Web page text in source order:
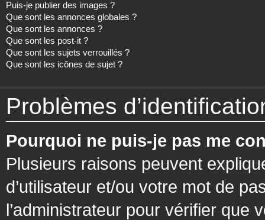
Puis-je publier des images ?
Que sont les annonces globales ?
Que sont les annonces ?
Que sont les post-it ?
Que sont les sujets verrouillés ?
Que sont les icônes de sujet ?
Problèmes
Pourquoi ne puis-je pas me
Plusieurs raisons peuvent
d’utilisateur et/ou votre mot de
l’administrateur pour vérifier que